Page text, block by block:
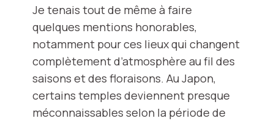
Je tenais tout de même à faire
quelques mentions honorables,
notamment pour ces lieux qui changent
complètement d’atmosphère au fil des
saisons et des floraisons. Au Japon,
certains temples deviennent presque
méconnaissables selon la période de